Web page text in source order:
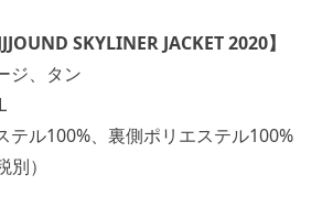
SKYLINER JACKET 2020】
ジ、タン
テル100%、裏側ポリエステル100%
）